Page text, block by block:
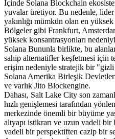
İçinde Solana Blockchain
yuvalar üretiyor. Bu nedenle,
yakınlığı mümkün olan en
Bölgeler gibi Frankfurt,
yüksek konsantrasyonları
Solana Bununla birlikte, bu
sahip alternatifler keşfetmesi için
erişim nedeniyle stratejik bir "gizli
Solana Amerika Birleşik
ve varlık Jito Blockengine.
Dahası, Salt Lake City son
hızlı genişlemesi tarafından
merkezinde önemli bir büyüme
altyapı istikrarı ve uzun vadeli
vadeli bir perspektiften cazip bir